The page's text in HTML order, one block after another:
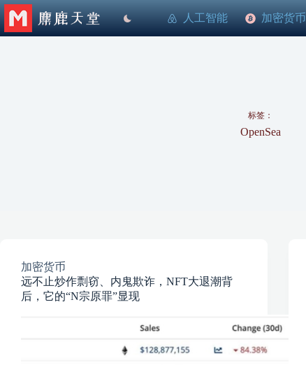
跳
至
人工智能 加密货币
标签：
OpenSea
加密货币
远不止炒作剽窃、内鬼欺诈，NFT大退潮背
后，它的“N宗原罪”显现